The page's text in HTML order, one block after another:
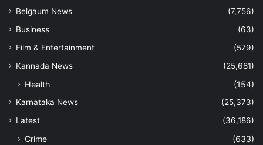
Belgaum News
(7,756)
Business
(63)
Film & Entertainment
(579)
Kannada News
(25,681)
Health (154)
Karnataka News
(25,373)
Latest
(36,186)
Crime
(633)